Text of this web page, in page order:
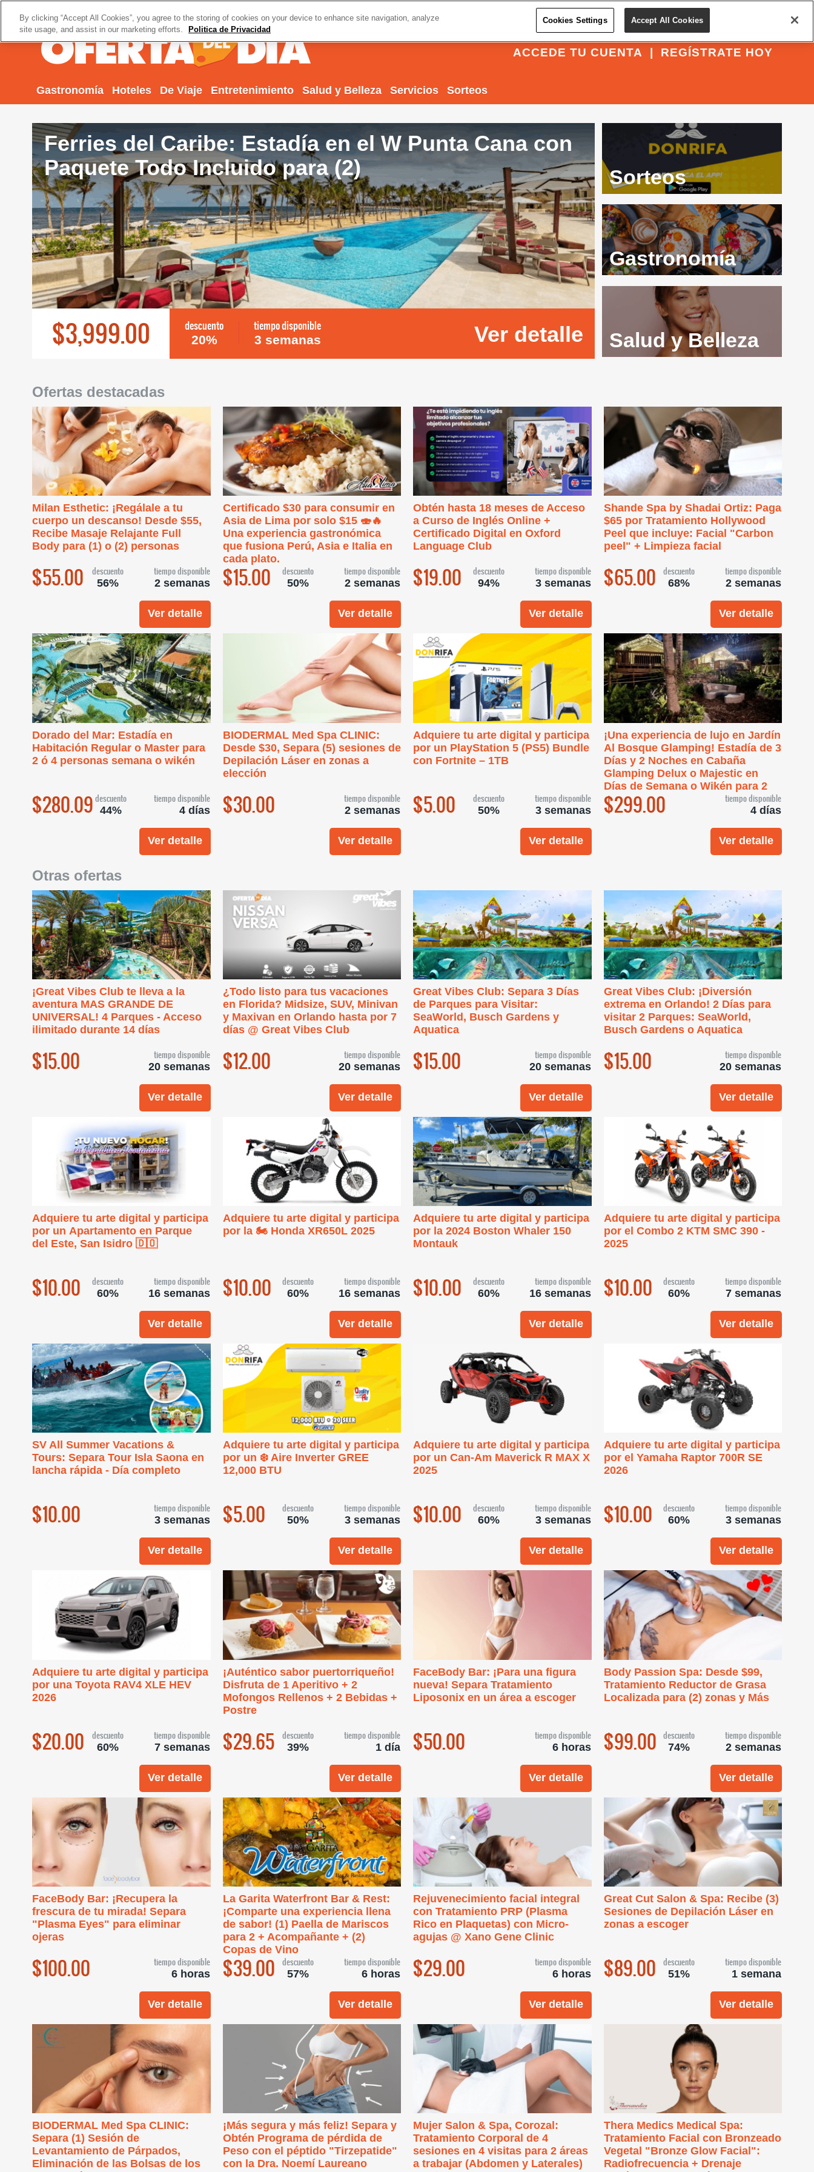
REGÍSTRATE HOY
ACCEDE TU CUENTA
Gastronomía Hoteles De Viaje Entretenimiento Salud y Belleza Servicios Sorteos
Ferries del Caribe: Estadía en el W Punta Cana con
Paquete Todo Incluido para (2)
$3,999.00 descuento
20%
tiempo disponible
3 semanas Ver detalle
Sorteos
Gastronomía
Salud y Belleza
Ofertas destacadas
Milan Esthetic: ¡Regálale a tu
cuerpo un descanso! Desde $55,
Recibe Masaje Relajante Full
Body para (1) o (2) personas
$55.00 descuento
56%
tiempo disponible
2 semanas
Ver detalle
Certificado $30 para consumir en
Asia de Lima por solo $15 🍣🔥
Una experiencia gastronómica
que fusiona Perú, Asia e Italia en
cada plato.
$15.00 descuento
50%
tiempo disponible
2 semanas
Ver detalle
Obtén hasta 18 meses de Acceso
a Curso de Inglés Online +
Certificado Digital en Oxford
Language Club
$19.00 descuento
94%
tiempo disponible
3 semanas
Ver detalle
Shande Spa by Shadai Ortiz: Paga
$65 por Tratamiento Hollywood
Peel que incluye: Facial "Carbon
peel" + Limpieza facial
$65.00 descuento
68%
tiempo disponible
2 semanas
Ver detalle
Dorado del Mar: Estadía en
Habitación Regular o Master para
2 ó 4 personas semana o wikén
$280.09 descuento
44%
tiempo disponible
4 días
Ver detalle
BIODERMAL Med Spa CLINIC:
Desde $30, Separa (5) sesiones de
Depilación Láser en zonas a
elección
$30.00 tiempo disponible
2 semanas
Ver detalle
Adquiere tu arte digital y participa
por un PlayStation 5 (PS5) Bundle
con Fortnite – 1TB
$5.00 descuento
50%
tiempo disponible
3 semanas
Ver detalle
¡Una experiencia de lujo en Jardín
Al Bosque Glamping! Estadía de 3
Días y 2 Noches en Cabaña
Glamping Delux o Majestic en
Días de Semana o Wikén para 2
$299.00 tiempo disponible
4 días
Ver detalle
Otras ofertas
¡Great Vibes Club te lleva a la
aventura MAS GRANDE DE
UNIVERSAL! 4 Parques - Acceso
ilimitado durante 14 días
$15.00 tiempo disponible
20 semanas
Ver detalle
¿Todo listo para tus vacaciones
en Florida? Midsize, SUV, Minivan
y Maxivan en Orlando hasta por 7
días @ Great Vibes Club
$12.00 tiempo disponible
20 semanas
Ver detalle
Great Vibes Club: Separa 3 Días
de Parques para Visitar:
SeaWorld, Busch Gardens y
Aquatica
$15.00 tiempo disponible
20 semanas
Ver detalle
Great Vibes Club: ¡Diversión
extrema en Orlando! 2 Días para
visitar 2 Parques: SeaWorld,
Busch Gardens o Aquatica
$15.00 tiempo disponible
20 semanas
Ver detalle
Adquiere tu arte digital y participa
por un Apartamento en Parque
del Este, San Isidro 🇩🇴
$10.00 descuento
60%
tiempo disponible
16 semanas
Ver detalle
Adquiere tu arte digital y participa
por la 🏍️ Honda XR650L 2025
$10.00 descuento
60%
tiempo disponible
16 semanas
Ver detalle
Adquiere tu arte digital y participa
por la 2024 Boston Whaler 150
Montauk
$10.00 descuento
60%
tiempo disponible
16 semanas
Ver detalle
Adquiere tu arte digital y participa
por el Combo 2 KTM SMC 390 -
2025
$10.00 descuento
60%
tiempo disponible
7 semanas
Ver detalle
SV All Summer Vacations &
Tours: Separa Tour Isla Saona en
lancha rápida - Día completo
$10.00 tiempo disponible
3 semanas
Ver detalle
Adquiere tu arte digital y participa
por un ❄️ Aire Inverter GREE
12,000 BTU
$5.00 descuento
50%
tiempo disponible
3 semanas
Ver detalle
Adquiere tu arte digital y participa
por un Can-Am Maverick R MAX X
2025
$10.00 descuento
60%
tiempo disponible
3 semanas
Ver detalle
Adquiere tu arte digital y participa
por el Yamaha Raptor 700R SE
2026
$10.00 descuento
60%
tiempo disponible
3 semanas
Ver detalle
Adquiere tu arte digital y participa
por una Toyota RAV4 XLE HEV
2026
$20.00 descuento
60%
tiempo disponible
7 semanas
Ver detalle
¡Auténtico sabor puertorriqueño!
Disfruta de 1 Aperitivo + 2
Mofongos Rellenos + 2 Bebidas +
Postre
$29.65 descuento
39%
tiempo disponible
1 día
Ver detalle
FaceBody Bar: ¡Para una figura
nueva! Separa Tratamiento
Liposonix en un área a escoger
$50.00 tiempo disponible
6 horas
Ver detalle
Body Passion Spa: Desde $99,
Tratamiento Reductor de Grasa
Localizada para (2) zonas y Más
$99.00 descuento
74%
tiempo disponible
2 semanas
Ver detalle
FaceBody Bar: ¡Recupera la
frescura de tu mirada! Separa
"Plasma Eyes" para eliminar
ojeras
$100.00 tiempo disponible
6 horas
Ver detalle
La Garita Waterfront Bar & Rest:
¡Comparte una experiencia llena
de sabor! (1) Paella de Mariscos
para 2 + Acompañante + (2)
Copas de Vino
$39.00 descuento
57%
tiempo disponible
6 horas
Ver detalle
Rejuvenecimiento facial integral
con Tratamiento PRP (Plasma
Rico en Plaquetas) con Micro-
agujas @ Xano Gene Clinic
$29.00 tiempo disponible
6 horas
Ver detalle
Great Cut Salon & Spa: Recibe (3)
Sesiones de Depilación Láser en
zonas a escoger
$89.00 descuento
51%
tiempo disponible
1 semana
Ver detalle
BIODERMAL Med Spa CLINIC:
Separa (1) Sesión de
Levantamiento de Párpados,
Eliminación de las Bolsas de los
¡Más segura y más feliz! Separa y
Obtén Programa de pérdida de
Peso con el péptido "Tirzepatide"
con la Dra. Noemí Laureano
Mujer Salon & Spa, Corozal:
Tratamiento Corporal de 4
sesiones en 4 visitas para 2 áreas
a trabajar (Abdomen y Laterales)
Thera Medics Medical Spa:
Tratamiento Facial con Bronzeado
Vegetal "Bronze Glow Facial":
Radiofrecuencia + Drenaje
By clicking “Accept All Cookies”, you agree to the storing of cookies on your device to enhance site navigation, analyze
site usage, and assist in our marketing efforts.
Politica de Privacidad
Cookies Settings Accept All Cookies